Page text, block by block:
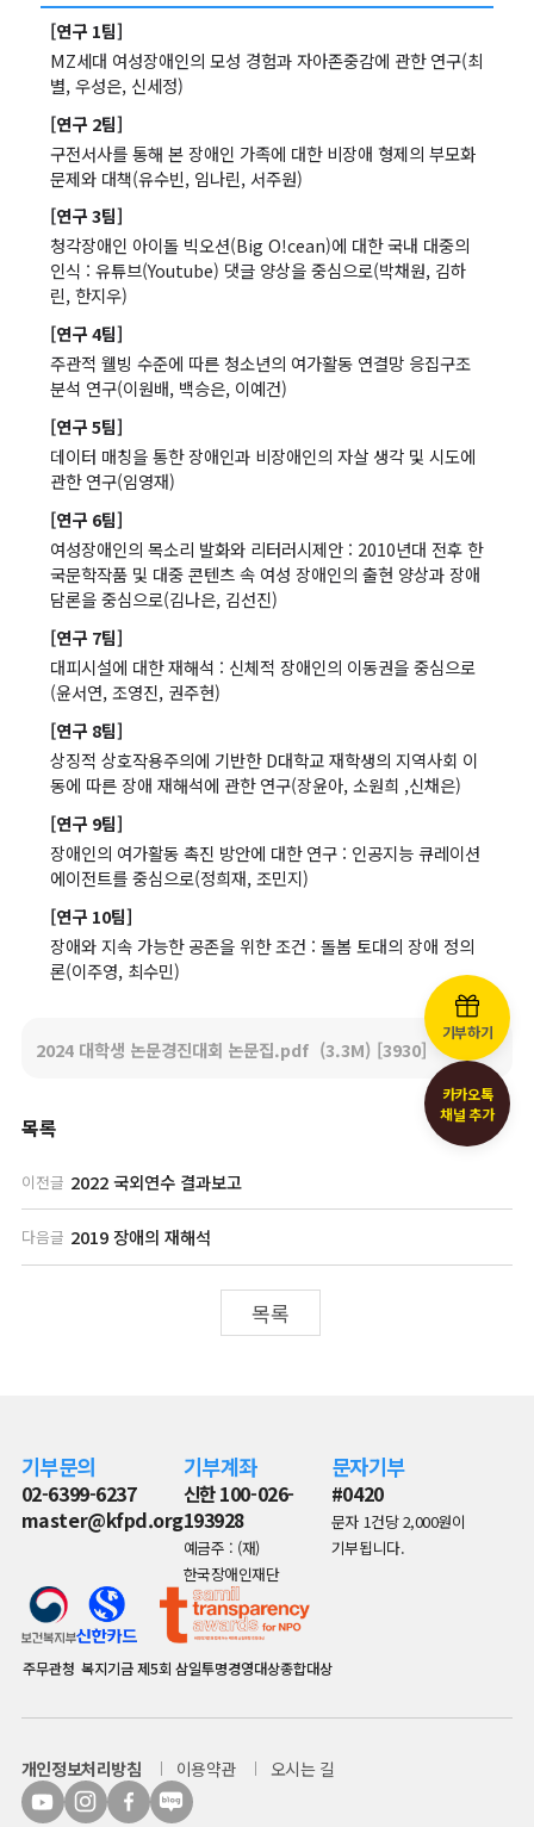
[연구 1팀]
MZ세대 여성장애인의 모성 경험과 자아존중감에 관한 연구(최
별, 우성은, 신세정)
[연구 2팀]
구전서사를 통해 본 장애인 가족에 대한 비장애 형제의 부모화
문제와 대책(유수빈, 임나린, 서주원)
[연구 3팀]
청각장애인 아이돌 빅오션(Big O!cean)에 대한 국내 대중의
인식 : 유튜브(Youtube) 댓글 양상을 중심으로(박채원, 김하
린, 한지우)
[연구 4팀]
주관적 웰빙 수준에 따른 청소년의 여가활동 연결망 응집구조
분석 연구(이원배, 백승은, 이예건)
[연구 5팀]
데이터 매칭을 통한 장애인과 비장애인의 자살 생각 및 시도에
관한 연구(임영재)
[연구 6팀]
여성장애인의 목소리 발화와 리터러시제안 : 2010년대 전후 한
국문학작품 및 대중 콘텐츠 속 여성 장애인의 출현 양상과 장애
담론을 중심으로(김나은, 김선진)
[연구 7팀]
대피시설에 대한 재해석 : 신체적 장애인의 이동권을 중심으로
(윤서연, 조영진, 권주현)
[연구 8팀]
상징적 상호작용주의에 기반한 D대학교 재학생의 지역사회 이
동에 따른 장애 재해석에 관한 연구(장윤아, 소원희 ,신채은)
[연구 9팀]
장애인의 여가활동 촉진 방안에 대한 연구 : 인공지능 큐레이션
에이전트를 중심으로(정희재, 조민지)
[연구 10팀]
장애와 지속 가능한 공존을 위한 조건 : 돌봄 토대의 장애 정의
론(이주영, 최수민)
2024 대학생 논문경진대회 논문집.pdf (3.3M) [3930]
목록
이전글 2022 국외연수 결과보고
다음글 2019 장애의 재해석
목록
기부하기
카카오톡
채널 추가
기부문의
02-6399-6237
master@kfpd.org
기부계좌
신한 100-026-
193928
예금주 : (재)
한국장애인재단
문자기부
#0420
문자 1건당 2,000원이
기부됩니다.
주무관청 복지기금제5회 삼일투명경영대상종합대상
개인정보처리방침 이용약관 오시는 길